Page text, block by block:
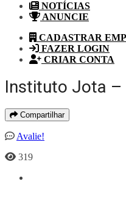
NOTÍCIAS
ANUNCIE
CADASTRAR
FAZER LOGIN
CRIAR CONTA
Instituto Jota –
Compartilhar
Avalie!
319